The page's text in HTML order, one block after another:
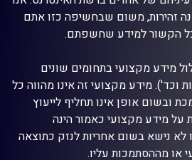
זהירות, משום שבחשיפה כזו אתם
הקשור למידע שחשפתם.
מידע מקצועי בתחומים שונים
וכד'). מידע מקצועי זה אינו מהווה כל
ובשום אופן אינו תחליף לייעוץ
על מידע מקצועי כאמור הינה
לא נישא בשום אחריות לנזק כתוצאה
או מההסתמכות עליו.